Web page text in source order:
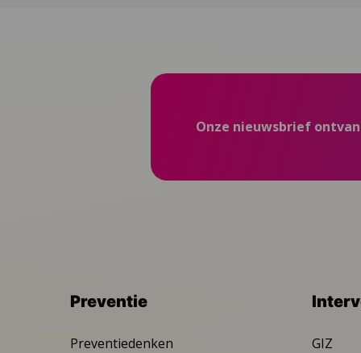
Onze nieuwsbrief
Preventie
Preventiedenken
GIZ